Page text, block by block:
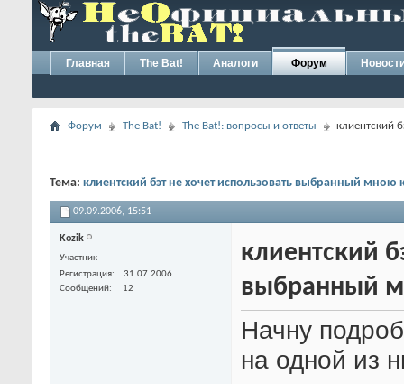
Главная The Bat! Аналоги Форум
Форум The Bat! The Bat!: вопросы и ответы клиентский
Тема: клиентский бэт не хочет использовать выбранный мною
09.09.2006, 15:51
Kozik
Участник
Регистрация
31.07.2006
Сообщений
12
клиентский
выбранный
Начну
на одной из